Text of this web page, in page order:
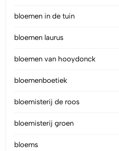
bloemen in de tuin
bloemen laurus
bloemen van hooydonck
bloemenboetiek
bloemisterij de roos
bloemisterij groen
bloems